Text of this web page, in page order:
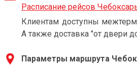
Расписание рейсов
Клиентам доступны
А также доставка "от двери
Параметры маршрута